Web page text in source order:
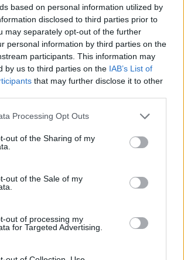
based on personal information utilized by
disclosed to third parties prior to
may separately opt-out of the further
personal information by third parties on the
participants. This information may
by us to third parties on the IAB’s List of
that may further disclose it to other
this website/app uses one or more Google
visit or usage behaviour. You may click to
to Google and its third-party tags to
below specified purposes in below Google
Processing Opt Outs
out of the Sharing of my
out of the Sale of my
out of processing my
for Targeted Advertising.
lakást begyünk, felújítsuk meg
volt a cél...erre kb 20 év hitel kellett volna
miatt itthon maradunk 2-3 évet és
Így hitel nélkül sokkal könyebb de hosszú
amit látunk magunk körül. Értem ez alatt a
közönyös emberek hegyeit meg a
rablások nappal a városunban, idősek,
sem szent....nem beszélve az arcunba
államadósság kimentve
itt meg éljenek emberek 47,000-
lényegesen jobb sorom van perpill de
élnek körülöttem meg jönnek szembe
mennek szavazni 20x is a szemrebbenés
seggfejekre...pár száz km-el odébb is
embert, a szervek nem pénzbeszedőként
Turó rudi mi?
magyar lóf@szt...kb ez van.
11:02:03
bene, aut nihil